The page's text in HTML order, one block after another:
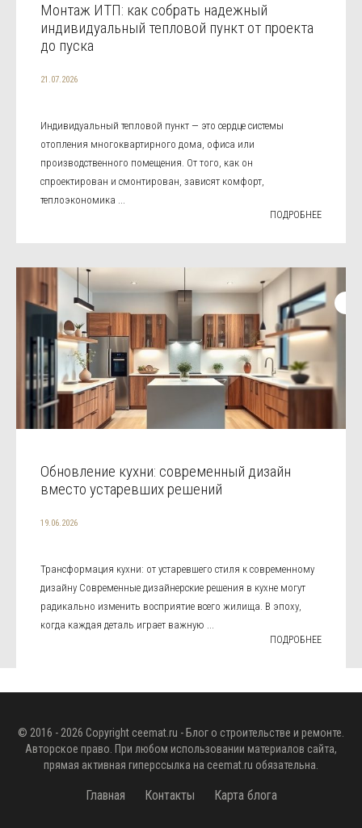
Монтаж ИТП: как собрать надежный
индивидуальный тепловой пункт от проекта
до пуска
21.07.2026
Индивидуальный тепловой пункт — это сердце системы
отопления многоквартирного дома, офиса или
производственного помещения. От того, как он
спроектирован и смонтирован, зависят комфорт,
теплоэкономика ...
ПОДРОБНЕЕ
Обновление кухни: современный дизайн
вместо устаревших решений
19.06.2026
Трансформация кухни: от устаревшего стиля к современному
дизайну Современные дизайнерские решения в кухне могут
радикально изменить восприятие всего жилища. В эпоху,
когда каждая деталь играет важную ...
ПОДРОБНЕЕ
© 2016 - 2026 Copyright ceemat.ru - Блог о строительстве и ремонте.
Авторское право. При любом использовании материалов сайта,
прямая активная гиперссылка на ceemat.ru обязательна.
Главная Контакты Карта блога